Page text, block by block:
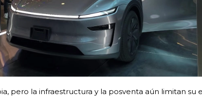
pero la infraestructura y la posventa aún limitan su